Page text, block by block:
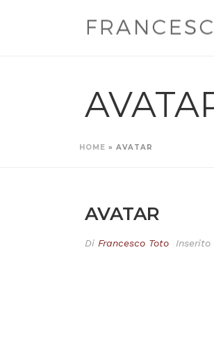
HOME » AVATAR
AVATAR
Di Francesco Toto Inserito